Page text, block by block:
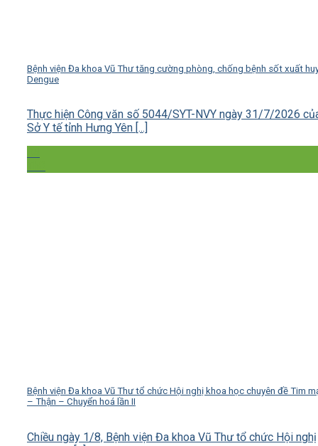
Bệnh viện Đa khoa Vũ Thư tăng cường phòng, chống bệnh sốt xuất
Dengue
Thực hiện Công văn số 5044/SYT-NVY ngày 31/7/2026
Sở Y tế tỉnh Hưng Yên [...]
Bệnh viện Đa khoa Vũ Thư tổ chức Hội nghị khoa học chuyên đề Tim
– Thận – Chuyển hoá lần II
Chiều ngày 1/8, Bệnh viện Đa khoa Vũ Thư tổ chức Hội nghị